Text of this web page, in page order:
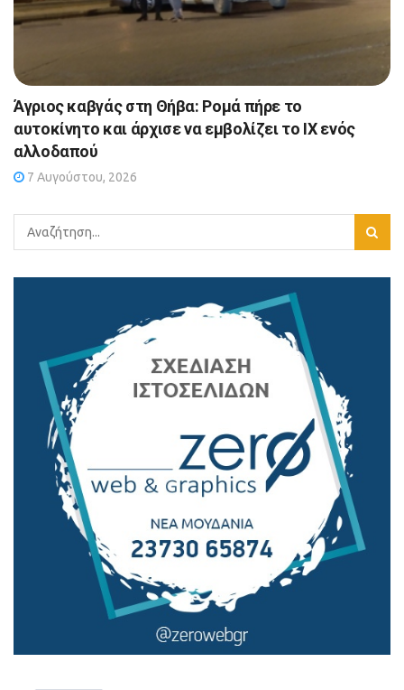
Άγριος καβγάς στη Θήβα: Ρομά πήρε το
αυτοκίνητο και άρχισε να εμβολίζει το ΙΧ ενός
αλλοδαπού
7 Αυγούστου, 2026